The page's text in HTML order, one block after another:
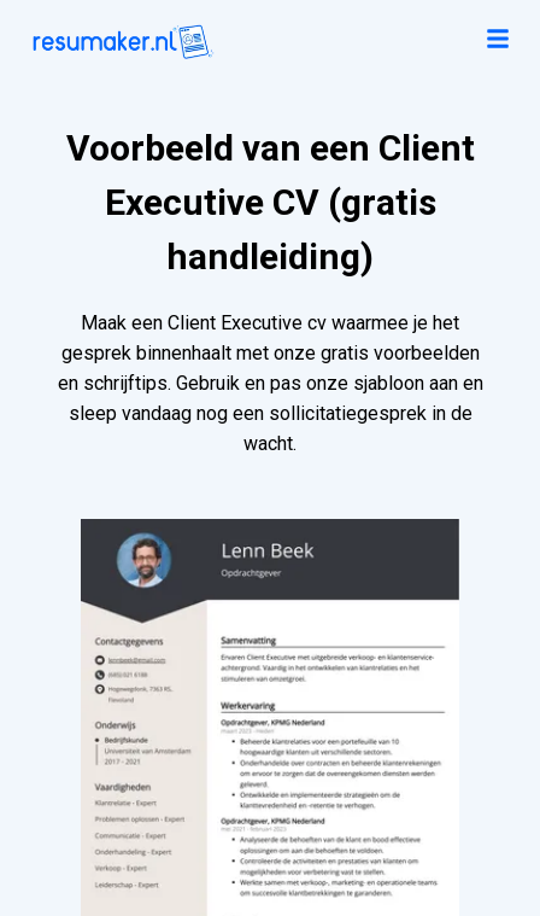
Voorbeeld van een Client
Executive CV (gratis
handleiding)
Maak een Client Executive cv waarmee je het
gesprek binnenhaalt met onze gratis voorbeelden
en schrijftips. Gebruik en pas onze sjabloon aan en
sleep vandaag nog een sollicitatiegesprek in de
wacht.